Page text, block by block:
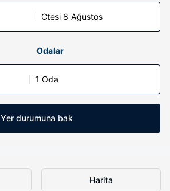
Ctesi 8 Ağustos
Odalar
1 Oda
Yer durumuna bak
Harita